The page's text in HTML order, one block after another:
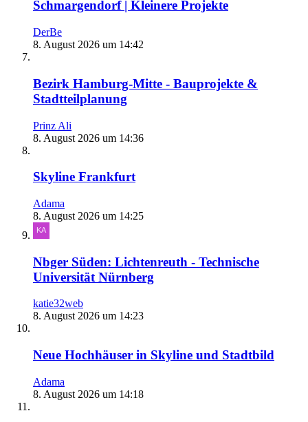
Schmargendorf | Kleinere Projekte
DerBe
8. August 2026 um 14:42
Bezirk Hamburg-Mitte - Bauprojekte &
Stadtteilplanung
Prinz Ali
8. August 2026 um 14:36
Skyline Frankfurt
Adama
8. August 2026 um 14:25
Nbger Süden: Lichtenreuth - Technische
Universität Nürnberg
katie32web
8. August 2026 um 14:23
Neue Hochhäuser in Skyline und Stadtbild
Adama
8. August 2026 um 14:18